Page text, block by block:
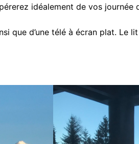
idéalement de vos journée
que d’une télé à écran plat.